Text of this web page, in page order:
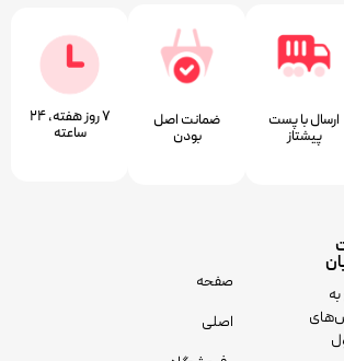
ارسال با پست
پیشتاز
ﺿﻤﺎﻧﺖ اﺻﻞ
ﺑﻮدن
۷ روز ﻫﻔﺘﻪ، ۲۴
ﺳﺎﻋﺘﻪ
صفحه
اصلی